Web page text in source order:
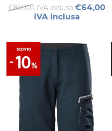
€80,00 IVA inclusa €64,00
IVA inclusa